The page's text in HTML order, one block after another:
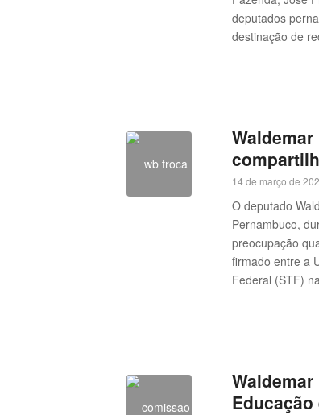
w
deputados
destinação de
w
14 de março de
O deputado
Pernambuco,
preocupação
firmado entre a
Federal (STF)